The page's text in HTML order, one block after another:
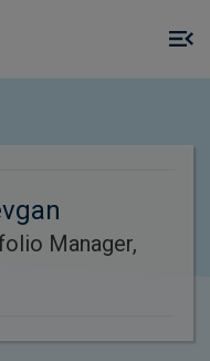
Manager,